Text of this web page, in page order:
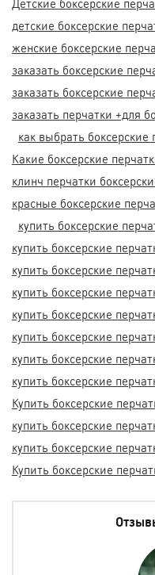
Детские боксерские
детские боксерские
женские боксерские
заказать боксерские
заказать боксерские
заказать перчатки +для
как выбрать боксерские
Какие боксерские
клинч перчатки
красные боксерские
купить боксерские
купить боксерские
купить боксерские
купить боксерские
купить боксерские
купить боксерские
купить боксерские
купить боксерские
Купить боксерские
купить боксерские
купить боксерские
Купить боксерские